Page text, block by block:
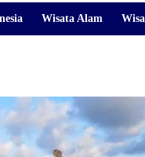
Wisata Alam